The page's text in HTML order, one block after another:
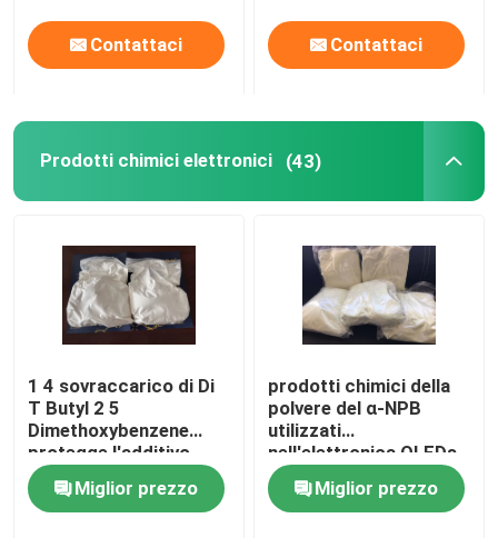
sistemi ad alta
molecola a base
d'acqua
Contattaci Contattaci
Prodotti chimici elettronici (43)
1 4 sovraccarico di Di
T Butyl 2 5
Dimethoxybenzene
protegge l'additivo
dell'elettrolito
Miglior prezzo
prodotti chimici della
polvere del α-NPB
utilizzati
nell'elettronica OLEDs
CAS 123847-85-8
Miglior prezzo